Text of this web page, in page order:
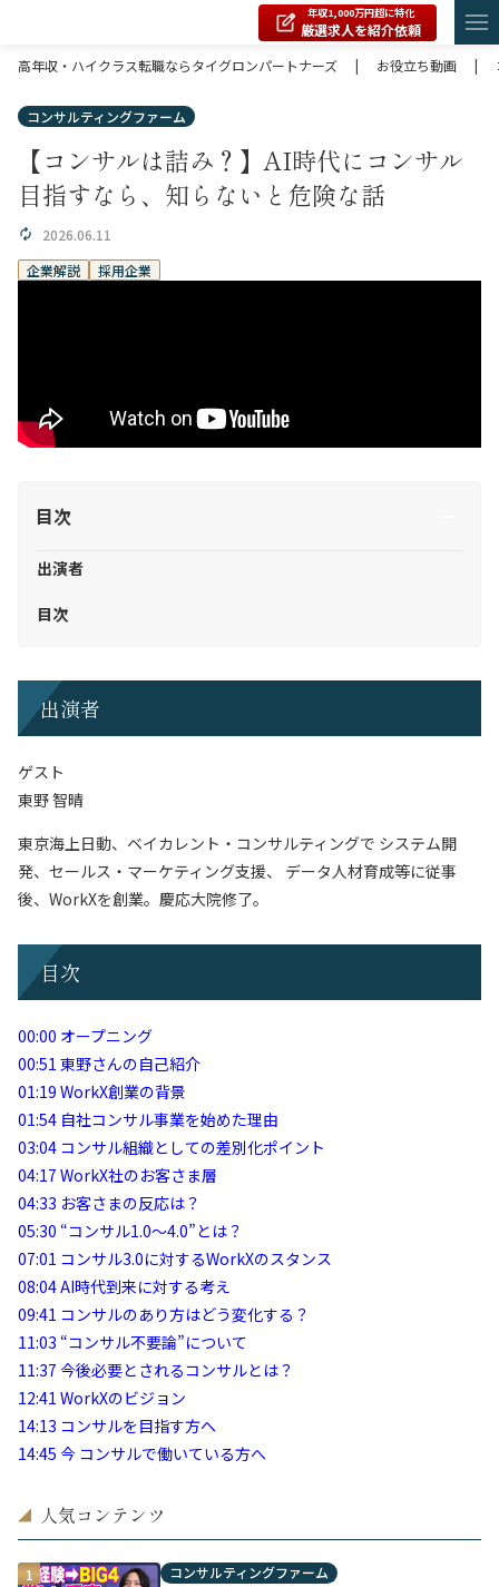
年収1,000万円超に特化
厳選求人を紹介依頼
高年収・ハイクラス転職ならタイグロンパートナーズ
| お役立ち動画 |
コンサルティングファーム
【コンサルは詰み？】AI時代にコンサル
目指すなら、知らないと危険な話
2026.06.11
企業解説
採用企業
目次
出演者
目次
出演者
ゲスト
東野 智晴
東京海上日動、ベイカレント・コンサルティングで システム開
発、セールス・マーケティング支援、 データ人材育成等に従事
後、WorkXを創業。慶応大院修了。
目次
00:00 オープニング
00:51 東野さんの自己紹介
01:19 WorkX創業の背景
01:54 自社コンサル事業を始めた理由
03:04 コンサル組織としての差別化ポイント
04:17 WorkX社のお客さま層
04:33 お客さまの反応は？
05:30 “コンサル1.0〜4.0”とは？
07:01 コンサル3.0に対するWorkXのスタンス
08:04AI時代到来に対する考え
09:41 コンサルのあり方はどう変化する？
11:03 “コンサル不要論”について
11:37 今後必要とされるコンサルとは？
12:41 WorkXのビジョン
14:13 コンサルを目指す方へ
14:45 今 コンサルで働いている方へ
◢ 人気コンテンツ
1
コンサルティングファーム